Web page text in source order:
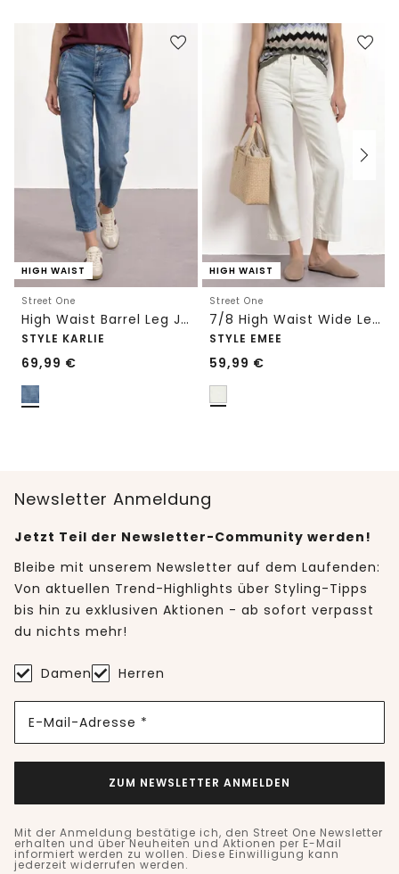
HIGH WAIST
Street One
High Waist Barrel Leg Jeans im Loose Fit
STYLE KARLIE
69,99 €
HIGH WAIST
Street One
7/8 High Waist Wide Leg Jeans im Loose Fit
STYLE EMEE
59,99 €
Newsletter Anmeldung
Jetzt Teil der Newsletter-Community werden!
Bleibe mit unserem Newsletter auf dem Laufenden:
Von aktuellen Trend-Highlights über Styling-Tipps
bis hin zu exklusiven Aktionen - ab sofort verpasst
du nichts mehr!
Damen Herren
E-Mail-Adresse *
ZUM NEWSLETTER ANMELDEN
Mit der Anmeldung bestätige ich, den Street One Newsletter
erhalten und über Neuheiten und Aktionen per E-Mail
informiert werden zu wollen. Diese Einwilligung kann
jederzeit widerrufen werden.